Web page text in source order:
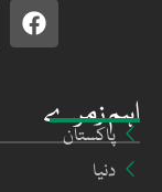
اہم زمرے
پاکستان
دنیا